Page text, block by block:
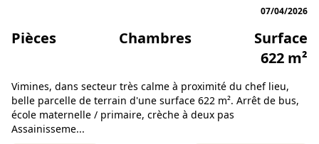
07/04/2026
Pièces Chambres
Surface
622 m²
Vimines, dans secteur très calme à proximité du chef lieu,
belle parcelle de terrain d'une surface 622 m². Arrêt de bus,
école maternelle / primaire, crèche à deux pas
Assainisseme...